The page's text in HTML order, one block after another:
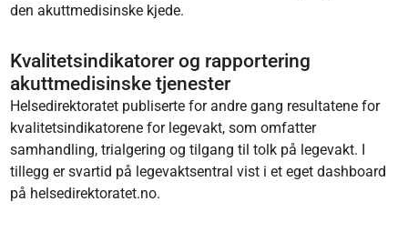
den akuttmedisinske kjede.
Kvalitetsindikatorer og rapportering
akuttmedisinske tjenester
Helsedirektoratet publiserte for andre gang resultatene for
kvalitetsindikatorene for legevakt, som omfatter
samhandling, trialgering og tilgang til tolk på legevakt. I
tillegg er svartid på legevaktsentral vist i et eget dashboard
på helsedirektoratet.no.